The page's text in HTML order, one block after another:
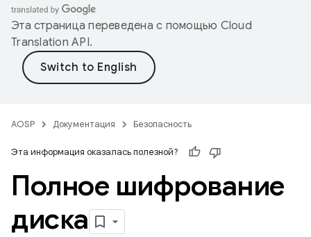
Эта страница переведена с помощью Cloud
Translation API.
AOSP Документация Безопасность
Эта информация оказалась полезной?
Полное шифрование
диска